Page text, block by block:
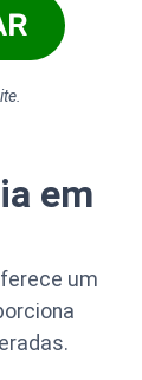
em
um